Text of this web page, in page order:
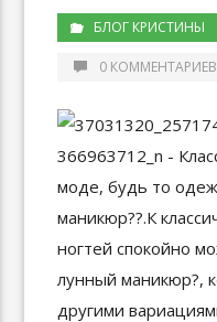
БЛОГ КРИСТИНЫ
0 КОММЕНТАРИЕВ